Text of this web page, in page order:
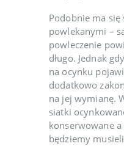
Podobnie ma się
powlekanymi –
powleczenie
długo. Jednak
na ocynku
dodatkowo
na jej wymianę.
siatki
konserwowane a
będziemy